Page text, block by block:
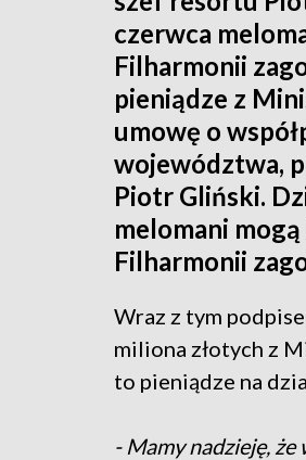
czerwca
Filharmonii
pieniądze z
umowę o
województwa,
Piotr Gliński.
melomani
Filharmonii
Wraz z tym
miliona złotych z
to pieniądze na
- Mamy nadzieję,